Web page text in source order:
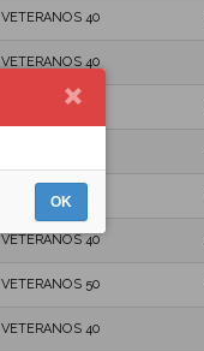
VETERANOS 40
VETERANOS 40
VETERANOS 50
VETERANOS 40
VETERANOS 50
VETERANOS 40
OK